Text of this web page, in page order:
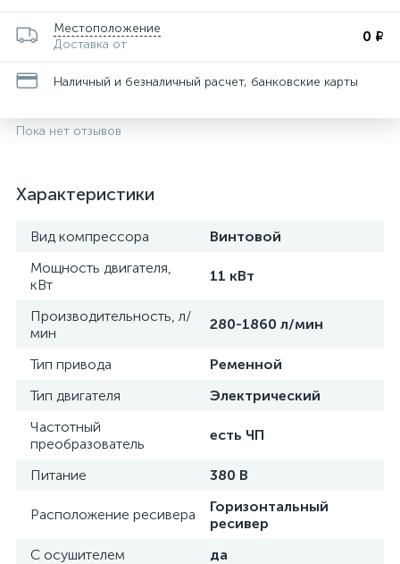
Местоположение
Доставка от
0 ₽
Наличный и безналичный расчет, банковские карты
Пока нет отзывов
Характеристики
Вид компрессора
Винтовой
Мощность двигателя,
кВт
11 кВт
Производительность, л/
мин
280-1860 л/мин
Тип привода
Ременной
Тип двигателя
Электрический
Частотный
преобразователь
есть ЧП
Питание 380 В
Расположение ресивера
Горизонтальный
ресивер
С осушителем
да